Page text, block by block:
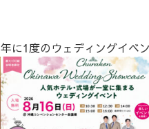
年に1度のウェディングイベ